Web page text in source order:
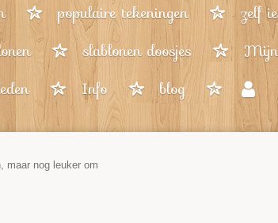
populaire tekeningen
zelf
slablonen doosjes
Mijn
Info blog
maar nog leuker om